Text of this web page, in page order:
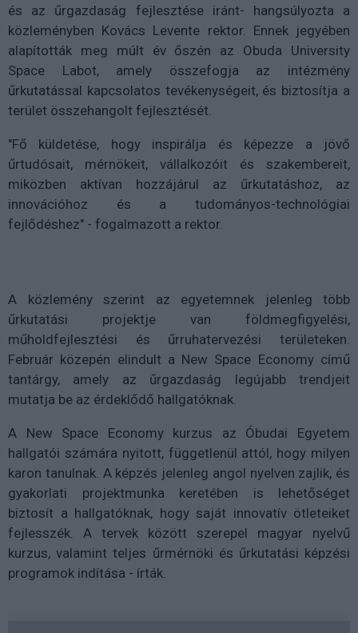
és az űrgazdaság fejlesztése iránt- hangsúlyozta a
közleményben Kovács Levente rektor. Ennek jegyében
alapították meg múlt év őszén az Obuda University
Space Labot, amely összefogja az intézmény
űrkutatással kapcsolatos tevékenységeit, és biztosítja a
terület összehangolt fejlesztését.
"Fő küldetése, hogy inspirálja és képezze a jövő
űrtudósait, mérnökeit, vállalkozóit és szakembereit,
miközben aktívan hozzájárul az űrkutatáshoz, az
innovációhoz és a tudományos-technológiai
fejlődéshez" - fogalmazott a rektor.
A közlemény szerint az egyetemnek jelenleg több
űrkutatási projektje van földmegfigyelési,
műholdfejlesztési és űrruhatervezési területeken.
Február közepén elindult a New Space Economy című
tantárgy, amely az űrgazdaság legújabb trendjeit
mutatja be az érdeklődő hallgatóknak.
A New Space Economy kurzus az Óbudai Egyetem
hallgatói számára nyitott, függetlenül attól, hogy milyen
karon tanulnak. A képzés jelenleg angol nyelven zajlik, és
gyakorlati projektmunka keretében is lehetőséget
biztosít a hallgatóknak, hogy saját innovatív ötleteiket
fejlesszék. A tervek között szerepel magyar nyelvű
kurzus, valamint teljes űrmérnöki és űrkutatási képzési
programok indítása - írták.